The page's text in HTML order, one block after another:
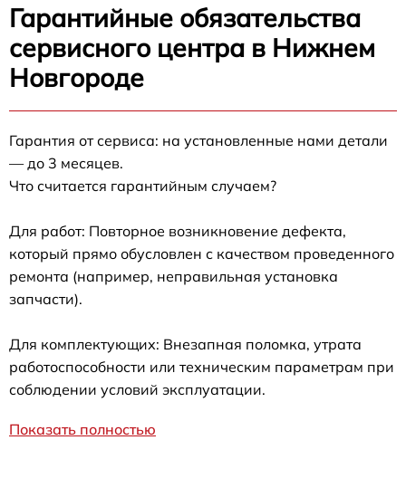
Гарантийные обязательства
сервисного центра в Нижнем
Новгороде
Гарантия от сервиса: на установленные нами детали
— до 3 месяцев.
Что считается гарантийным случаем?
Для работ: Повторное возникновение дефекта,
который прямо обусловлен с качеством проведенного
ремонта (например, неправильная установка
запчасти).
Для комплектующих: Внезапная поломка, утрата
работоспособности или техническим параметрам при
соблюдении условий эксплуатации.
Показать полностью